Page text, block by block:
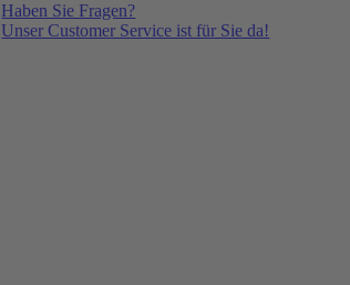
Haben Sie Fragen?
Unser Customer Service ist für Sie da!